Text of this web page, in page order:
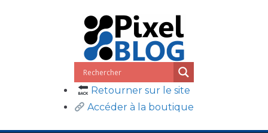
Retourner sur le site
Accéder à la boutique